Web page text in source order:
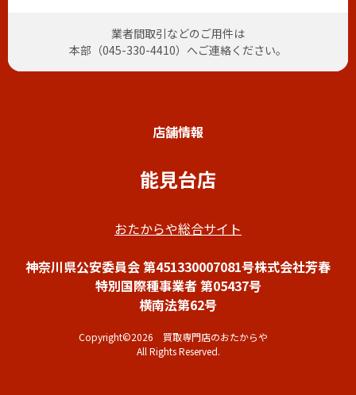
業者間取引などのご用件は
本部（045-330-4410）へご連絡ください。
店舗情報
能見台店
おたからや総合サイト
神奈川県公安委員会 第451330007081号株式会社芳春
特別国際種事業者 第05437号
横南法第62号
Copyright©2026 買取専門店のおたからや
All Rights Reserved.